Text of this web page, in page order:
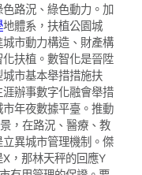
路況、綠色動力。加
地體系，扶植公園城
市動力構造、財產構
扶植。數智化是晉陞
市基本舉措措施扶
辦事數字化融會舉措
年夜數據平臺。推動
，在路況、醫療、教
異城市管理機制。傑
，那林天秤的回應Y